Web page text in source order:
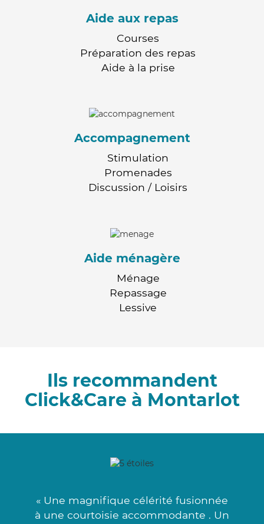
Aide aux repas
Courses
Préparation des repas
Aide à la prise
Accompagnement
Stimulation
Promenades
Discussion / Loisirs
Aide ménagère
Ménage
Repassage
Lessive
Ils recommandent
Click&Care à Montarlot
« Une magnifique célérité fusionnée
à une courtoisie accommodante . Un